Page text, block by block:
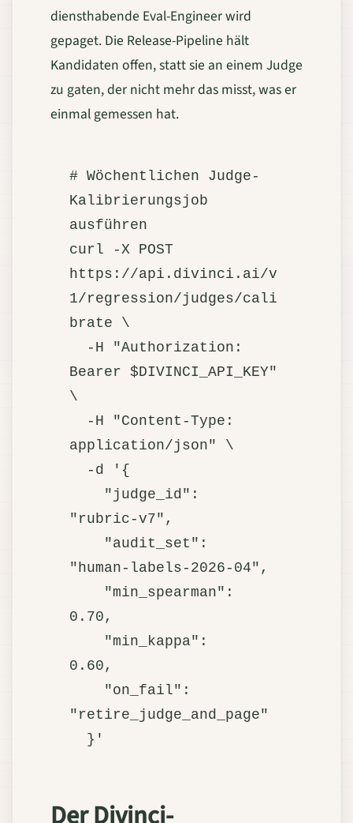
diensthabende Eval-Engineer wird
gepaget. Die Release-Pipeline hält
Kandidaten offen, statt sie an einem Judge
zu gaten, der nicht mehr das misst, was er
einmal gemessen hat.
# Wöchentlichen Judge-
Kalibrierungsjob
ausführen
curl -X POST
https://api.divinci.ai/v
1/regression/judges/cali
brate \
Bearer $DIVINCI_API_KEY"
\
application/json" \
"rubric-v7",
"human-labels-2026-04",
0.70,
0.60,
"retire_judge_and_page"
Der Divinci-